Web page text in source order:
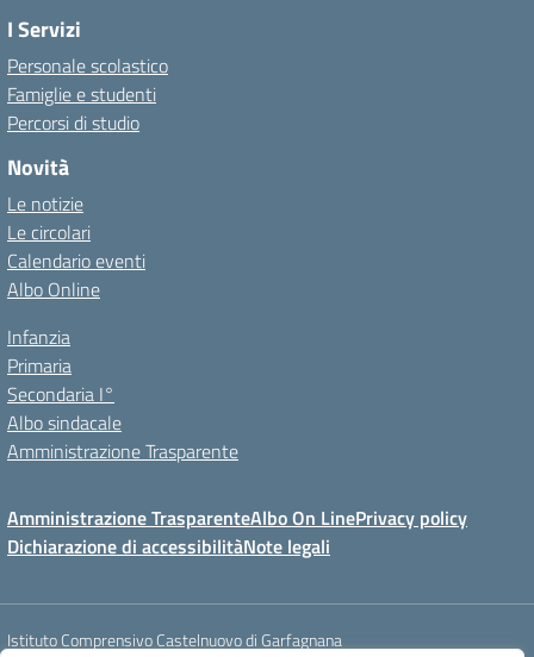
I Servizi
Personale scolastico
Famiglie e studenti
Percorsi di studio
Novità
Le notizie
Le circolari
Calendario eventi
Albo Online
Infanzia
Primaria
Secondaria I°
Albo sindacale
Amministrazione Trasparente
Amministrazione TrasparenteAlbo On LinePrivacy policy
Dichiarazione di accessibilitàNote legali
Istituto Comprensivo Castelnuovo di Garfagnana